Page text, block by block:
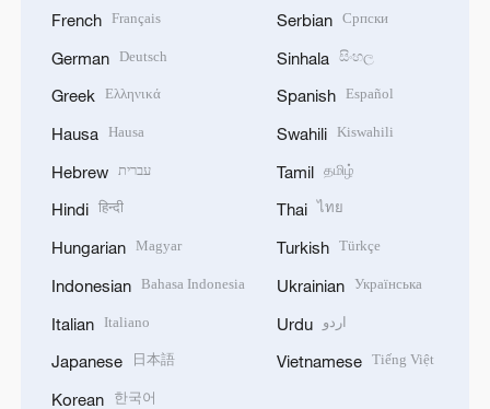
French Français
German Deutsch
Greek Ελληνικά
Hausa Hausa
Hebrew עברית
Hindi हिन्दी
Hungarian Magyar
Indonesian Bahasa Indonesia
Italian Italiano
Japanese 日本語
Korean 한국어
Serbian Српски
Sinhala සිංහල
Spanish Español
Swahili Kiswahili
Tamil தமிழ்
Thai ไทย
Turkish Türkçe
Ukrainian Українська
Urdu اردو
Vietnamese Tiếng Việt